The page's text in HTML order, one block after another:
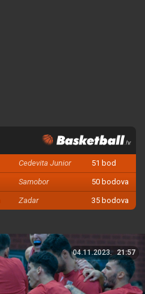
Cedevita Junior 51 bod
Samobor 50 bodova
Zadar 35 bodova
04.11.2023. 21:57